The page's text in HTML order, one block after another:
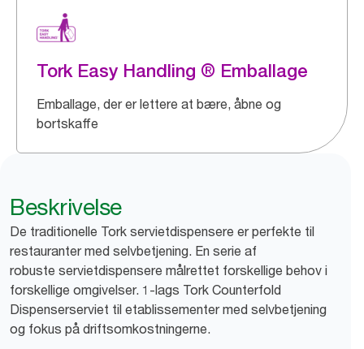
Tork Easy Handling ® Emballage
Emballage, der er lettere at bære, åbne og
bortskaffe
Beskrivelse
De traditionelle Tork servietdispensere er perfekte til
restauranter med selvbetjening. En serie af
robuste servietdispensere målrettet forskellige behov i
forskellige omgivelser. 1-lags Tork Counterfold
Dispenserserviet til etablissementer med selvbetjening
og fokus på driftsomkostningerne.